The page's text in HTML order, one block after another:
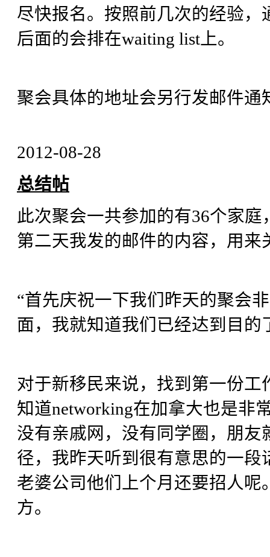
尽快报名。按照前几次的经验
后面的会排在waiting list上。
聚会具体的地址会另行发邮件通
2012-08-28
总结帖
此次聚会一共参加的有36个家
第二天我发的邮件的内容，用来
“首先庆祝一下我们昨天的聚会
面，我就知道我们已经达到目的
对于新移民来说，找到第一份
知道networking在加拿大也是非
没有亲戚网，没有同学圈，朋
径，我昨天听到很有意思的一
老婆公司他们上个月还要招人
方。